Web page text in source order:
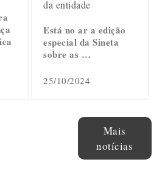
da entidade
Está no ar a edição
especial da Sineta
sobre as …
25/10/2024
Mais
notícias